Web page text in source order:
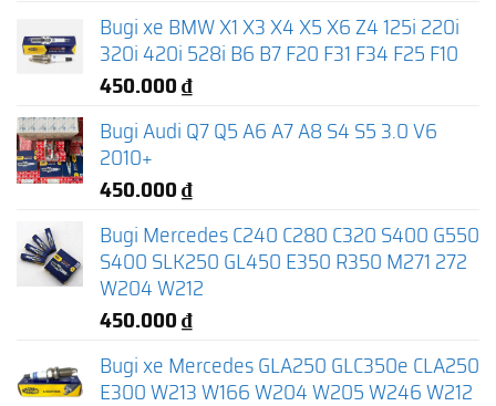
Bugi xe BMW X1 X3 X4 X5 X6 Z4 125i 220i
320i 420i 528i B6 B7 F20 F31 F34 F25 F10
450.000₫
Bugi Audi Q7 Q5 A6 A7 A8 S4 S5 3.0 V6
2010+
450.000₫
Bugi Mercedes C240 C280 C320 S400 G550
S400 SLK250 GL450 E350 R350 M271 272
W204 W212
450.000₫
Bugi xe Mercedes GLA250 GLC350e CLA250
E300 W213 W166 W204 W205 W246 W212